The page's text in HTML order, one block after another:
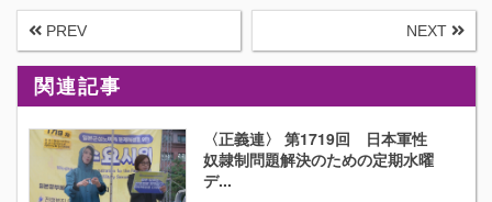
PREV NEXT
関連記事
〈正義連〉 第1719回 日本軍性
奴隷制問題解決のための定期水曜
デ...